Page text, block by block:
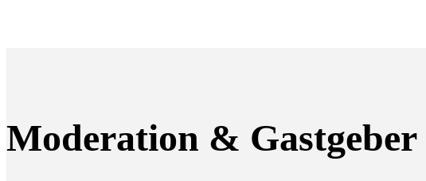
Moderation & Gastgeber